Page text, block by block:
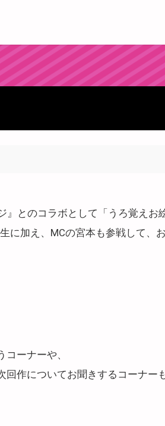
』とのコラボとして「うろ覚えお
に加え、MCの宮本も参戦して、
ーナーや、
作についてお聞きするコーナー